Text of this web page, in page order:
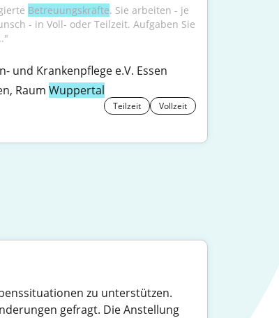
Betreuungskräfte. Sie arbeiten - je
- in Voll- oder Teilzeit. Aufgaben Sie
und Krankenpflege e.V. Essen
Raum Wuppertal
Teilzeit Vollzeit
zu unterstützen.
gefragt. Die Anstellung